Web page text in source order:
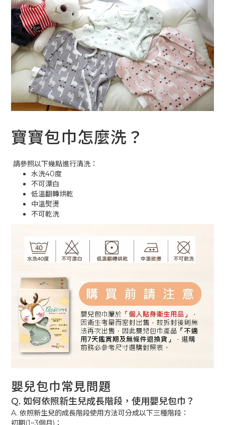
寶寶包巾怎麼洗？
請參照以下幾點進行清洗：
水洗40度
不可漂白
低溫翻轉烘乾
中溫熨燙
不可乾洗
嬰兒包巾常見問題
Q. 如何依照新生兒成長階段，使用嬰兒包巾？
A. 依照新生兒的成長階段使用方法可分成以下三種階段：
初期(1~3個月)：